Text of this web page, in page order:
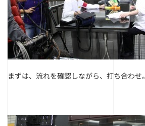
まずは、流れを確認しながら、打ち合わせ。